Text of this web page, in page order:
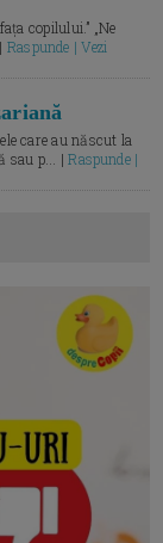
copilului.” „Ne
Raspunde | Vezi
care au născut la
sau p... |Raspunde |